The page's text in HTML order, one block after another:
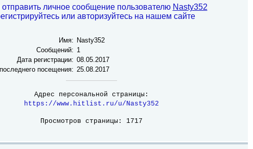
личное сообщение пользователю Nasty352
или авторизуйтесь на нашем сайте
Имя: Nasty352
Сообщений: 1
Дата регистрации: 08.05.2017
посещения: 25.08.2017
Адрес персональной страницы:
https://www.hitlist.ru/u/Nasty352
Просмотров страницы: 1717